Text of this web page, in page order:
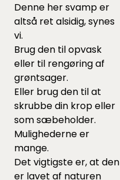
Denne her svamp er
altså ret alsidig, synes
vi.
Brug den til opvask
eller til rengøring af
grøntsager.
Eller brug den til at
skrubbe din krop eller
som sæbeholder.
Mulighederne er
mange.
Det vigtigste er, at den
er lavet af naturen